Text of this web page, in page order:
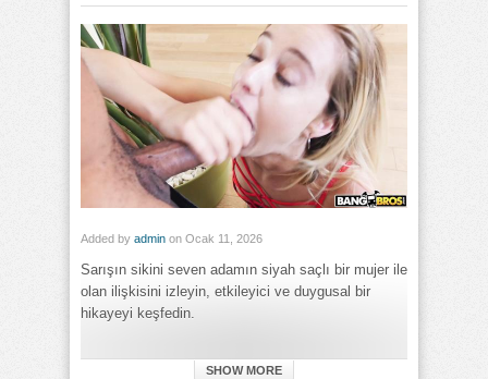
Added by admin on Ocak 11, 2026
Sarışın sikini seven adamın siyah saçlı bir mujer ile
olan ilişkisini izleyin, etkileyici ve duygusal bir
hikayeyi keşfedin.
SHOW MORE